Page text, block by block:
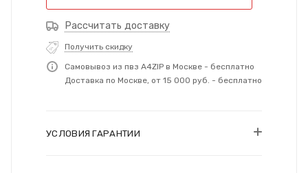
Рассчитать доставку
Получить скидку
Самовывоз из пвз A4ZIP в Москве - бесплатно
Доставка по Москве, от 15 000 руб. - бесплатно
УСЛОВИЯ ГАРАНТИИ